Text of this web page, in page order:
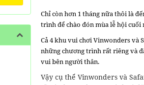
Chỉ còn hơn 1 tháng nữa thôi là
trình để chào đón mùa lễ hội cuối
Cả 4 khu vui chơi Vinwonders và
những chương trình rất riêng và
vui bên người thân.
Vậy cụ thể Vinwonders và